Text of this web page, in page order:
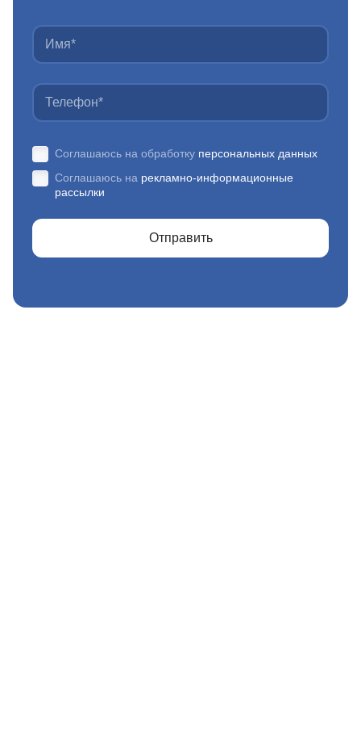
Соглашаюсь на обработку персональных данных
Соглашаюсь на рекламно-информационные
рассылки
Отправить